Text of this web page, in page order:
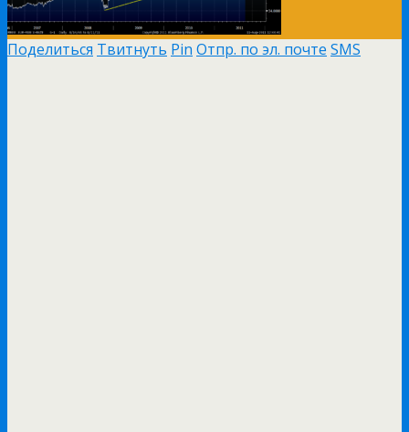
Поделиться Твитнуть Pin Отпр. по эл. почте SMS